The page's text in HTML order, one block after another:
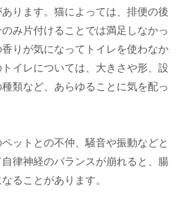
ります。猫によっては、排便の後
み片付けることでは満足しなかっ
りが気になってトイレを使わなか
イレについては、大きさや形、設
類など、あらゆることに気を配っ
ットとの不仲、騒音や振動などと
律神経のバランスが崩れると、腸
ることがあります。